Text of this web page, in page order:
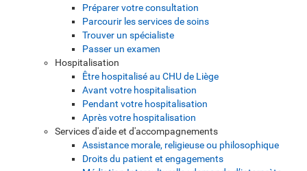
Préparer votre consultation
Parcourir les services de soins
Trouver un spécialiste
Passer un examen
Hospitalisation
Être hospitalisé au CHU de Liège
Avant votre hospitalisation
Pendant votre hospitalisation
Après votre hospitalisation
Services d'aide et d'accompagnements
Assistance morale, religieuse ou philosophique
Droits du patient et engagements